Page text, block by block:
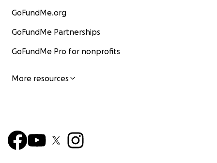
GoFundMe.org
GoFundMe Partnerships
GoFundMe Pro for nonprofits
More resources